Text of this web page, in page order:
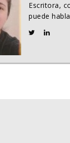
Escritora,
puede